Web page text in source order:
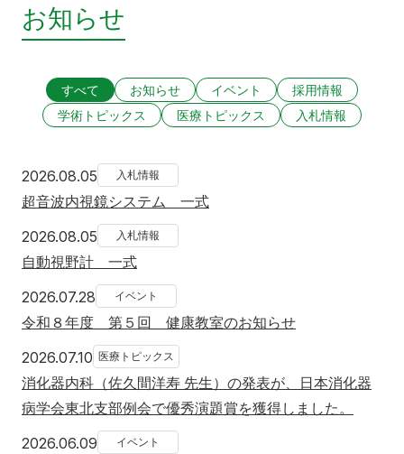
お知らせ
すべて お知らせ イベント
採用情報
学術トピックス
医療トピックス 入札情報
2026.08.05 2026年8月5日
入札情報
超音波内視鏡システム 一式
2026.08.05 2026年8月5日
入札情報
自動視野計 一式
2026.07.28 2026年7月28日
イベント
令和８年度 第５回 健康教室のお知らせ
2026.07.10 2026年7月10日
医療トピックス
消化器内科（佐久間洋寿 先生）の発表が、日本消化器
病学会東北支部例会で優秀演題賞を獲得しました。
2026.06.09 2026年6月9日
イベント